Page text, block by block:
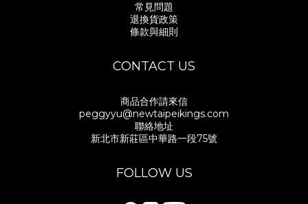
常見問題
退換貨政策
條款與細則
CONTACT US
商品合作請來信
peggyyu@newtaipeikings.com
聯絡地址
新北市新莊區中華路一段75號
FOLLOW US